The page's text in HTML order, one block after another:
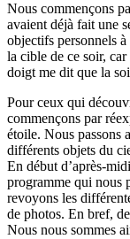
Nous commençons
avaient déjà fait une
objectifs personnels
la cible de ce soir,
doigt me dit que la
Pour ceux qui
commençons par
étoile. Nous passons
différents objets du
En début d’après-
programme qui nous
revoyons les
de photos. En bref,
Nous nous sommes